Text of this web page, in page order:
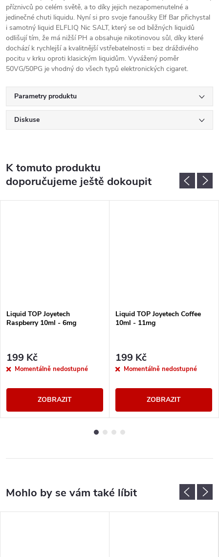
příznivců po celém světě, a to díky jejich nezapomenutelné a
jedinečné chuti liquidu. Nyní si pro svoje fanoušky Elf Bar přichystal
i samotný liquid ELFLIQ Nic SALT, který se od běžných liquidů
odlišují tím, že má nižší PH a obsahuje nikotinovou sůl, díky které
dochází k rychlejší a kvalitnější vstřebatelnosti = bez dráždivého
pocitu v krku oproti klasickým liquidům. Vyvážený poměr
50VG/50PG je vhodný do všech typů elektronických cigaret.
Parametry produktu
Diskuse
K tomuto produktu
doporučujeme ještě dokoupit
Liquid TOP Joyetech
Raspberry 10ml - 6mg
199 Kč
Momentálně nedostupné
ZOBRAZIT
Liquid TOP Joyetech Coffee
10ml - 11mg
199 Kč
Momentálně nedostupné
ZOBRAZIT